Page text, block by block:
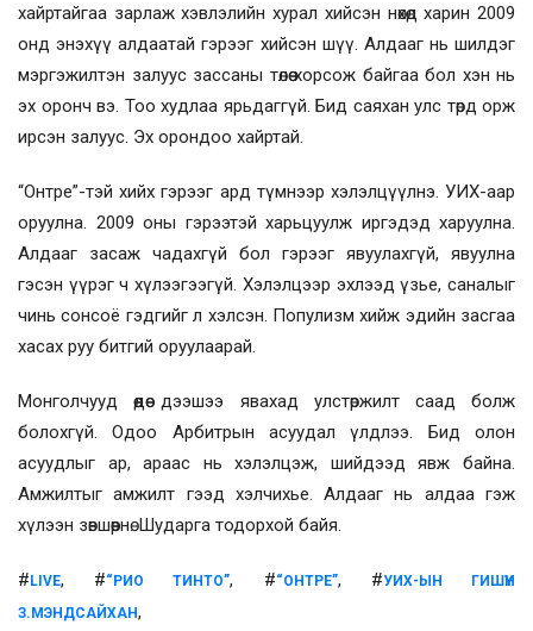
хайртайгаа зарлаж хэвлэлийн хурал хийсэн нөхөд харин 2009
онд энэхүү алдаатай гэрээг хийсэн шүү. Алдааг нь шилдэг
мэргэжилтэн залуус зассаны төлөө хорсож байгаа бол хэн нь
эх оронч вэ. Тоо худлаа ярьдаггүй. Бид саяхан улс төрд орж
ирсэн залуус. Эх орондоо хайртай.
“Онтре”-тэй хийх гэрээг ард түмнээр хэлэлцүүлнэ. УИХ-аар
оруулна. 2009 оны гэрээтэй харьцуулж иргэдэд харуулна.
Алдааг засаж чадахгүй бол гэрээг явуулахгүй, явуулна
гэсэн үүрэг ч хүлээгээгүй. Хэлэлцээр эхлээд үзье, саналыг
чинь сонсоё гэдгийг л хэлсэн. Популизм хийж эдийн засгаа
хасах руу битгий оруулаарай.
Монголчууд өөдөө дээшээ явахад улстөржилт саад болж
болохгүй. Одоо Арбитрын асуудал үлдлээ. Бид олон
асуудлыг ар, араас нь хэлэлцэж, шийдээд явж байна.
Амжилтыг амжилт гээд хэлчихье. Алдааг нь алдаа гэж
хүлээн зөвшөөрнө. Шударга тодорхой байя.
#LIVE, #“РИО ТИНТО”, #“ОНТРЕ”, #УИХ-ЫН ГИШҮҮН
З.МЭНДСАЙХАН,